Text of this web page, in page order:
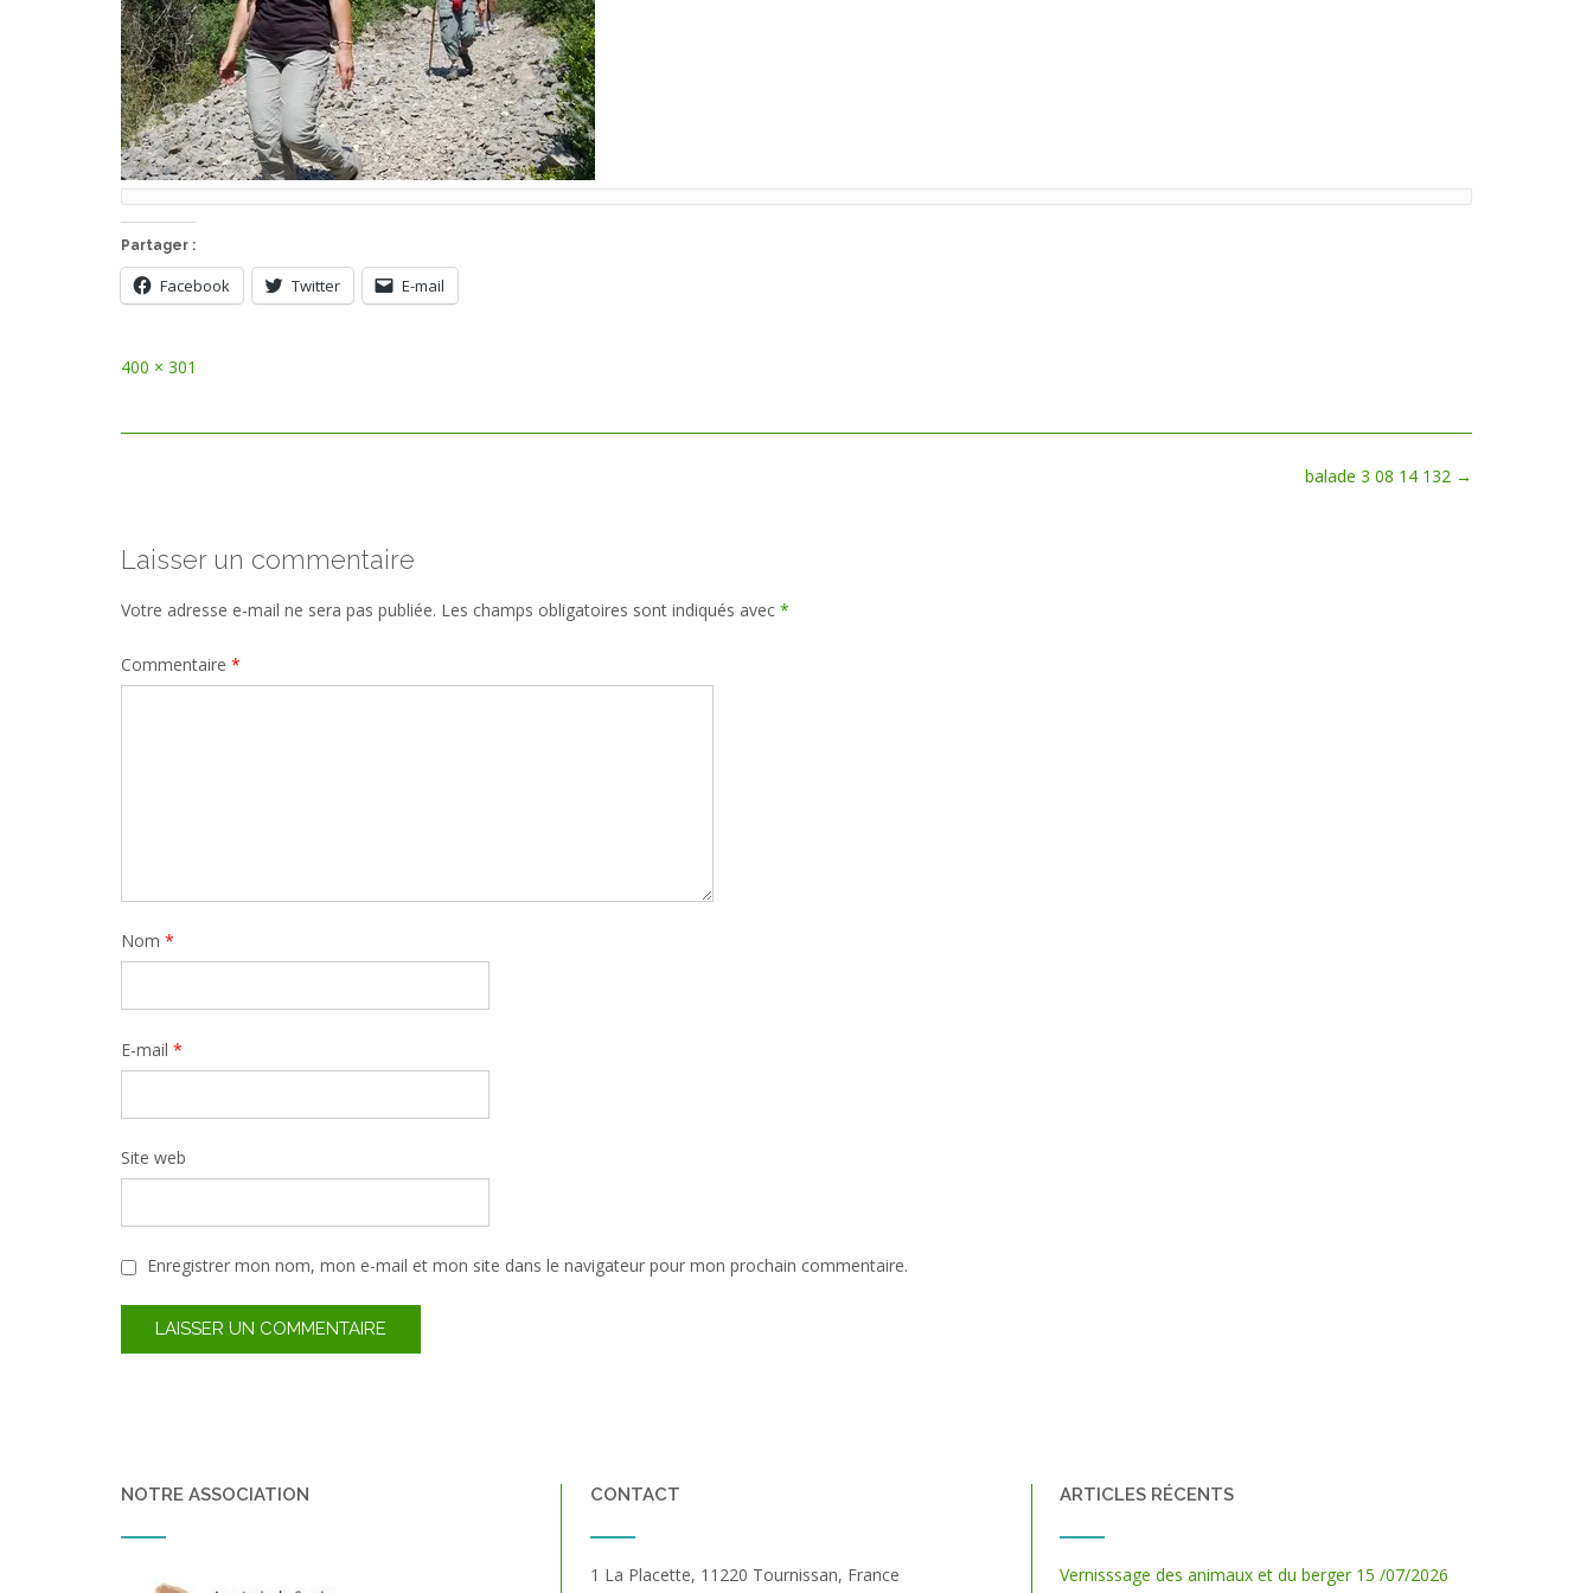
Partager :
Facebook Twitter E-mail
Full
400 × 301
balade 3 08 14 132 →
Laisser un commentaire
Votre adresse e-mail ne sera pas publiée. Les champs obligatoires sont indiqués avec *
Commentaire *
Nom *
E-mail *
Site web
Enregistrer mon nom, mon e-mail et mon site dans le navigateur pour mon prochain commentaire.
NOTRE ASSOCIATION CONTACT
1 La Placette, 11220 Tournissan, France
ARTICLES RÉCENTS
Vernisssage des animaux et du berger 15 /07/2026